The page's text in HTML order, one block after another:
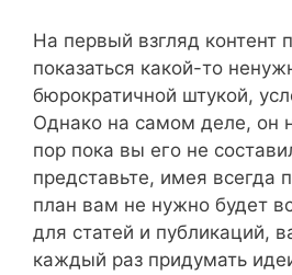
На первый взгляд контент
показаться какой-то
бюрократичной штукой,
Однако на самом деле, он
пор пока вы его не
представьте, имея всегда
план вам не нужно будет
для статей и публикаций,
каждый раз придумать